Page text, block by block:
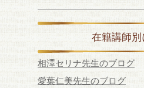
在籍講師別
相澤セリナ先生のブログ
愛葉仁美先生のブログ